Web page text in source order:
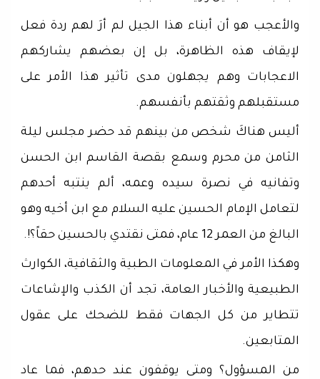
والأعجب هو أن أبناء هذا الجيل لم أرَ لهم ردة فعل
لإيقاف هذه الظاهرة، بل إن بعضهم يشاركهم
الاعجابات وهم يجهلون مدى تأثير هذا الأمر على
مستقبلهم وثقتهم بأنفسهم.
أليس هناكَ شخص من بينهم قد حضر مجلس ليلة
الثامن من محرم وسمع بقصة القاسم ابن الحسن
وتفانيه في نصرة سيده وعمه، ألم ينتبه أحدهم
لتعامل الإمام الحسين عليه السلام مع ابن أخيه وهو
البالغ من العمر 12 عام، فمتى نقتدي بالحسين حقاً؟!.
وهكذا الأمر في المعلومات الطبية والثقافية، الكوارث
الطبيعية والأخبار العامة، تجد أن الكذب والإشاعات
تتطاير من كل الجهات فقط للضحك على عقول
المتابعين.
من المسؤول؟ ومتى يوقفون عند حدهم، فما عاد